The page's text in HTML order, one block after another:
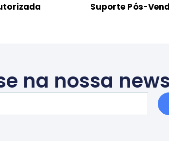
Suporte Pós-
na nossa